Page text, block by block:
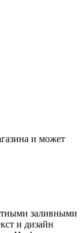
и может
заливными
и дизайн